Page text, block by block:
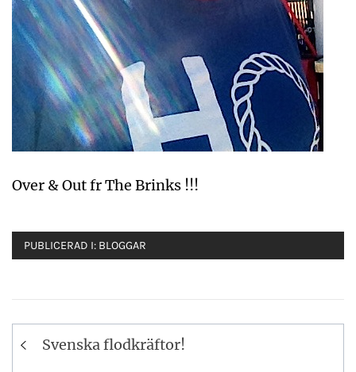
Over & Out fr The Brinks !!!
PUBLICERAD I: BLOGGAR
Inläggsnavigering
Svenska flodkräftor!